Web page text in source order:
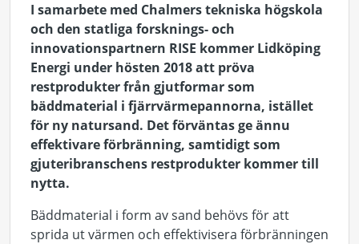
I samarbete med Chalmers tekniska högskola
och den statliga forsknings- och
innovationspartnern RISE kommer Lidköping
Energi under hösten 2018 att pröva
restprodukter från gjutformar som
bäddmaterial i fjärrvärmepannorna, istället
för ny natursand. Det förväntas ge ännu
effektivare förbränning, samtidigt som
gjuteribranschens restprodukter kommer till
nytta.
Bäddmaterial i form av sand behövs för att
sprida ut värmen och effektivisera förbränningen